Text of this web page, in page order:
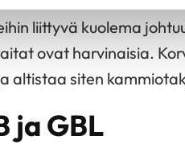
liittyvä kuolema
ovat harvinaisia.
altistaa siten
ja GBL